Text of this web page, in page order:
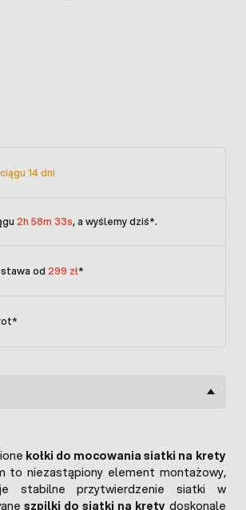
14 dni
2h 58m 33s, a wyślemy dziś*.
od 299 zł*
kołki do mocowania siatki na krety
to niezastąpiony element montażowy,
stabilne przytwierdzenie siatki w
szpilki do siatki na krety doskonale